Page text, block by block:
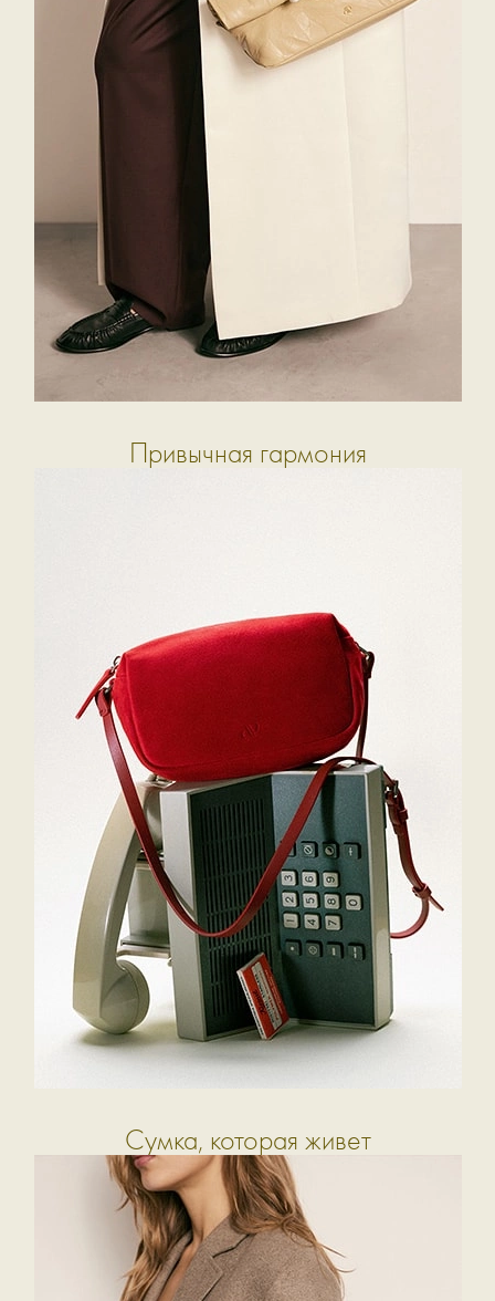
Привычная гармония
Cумка, которая живет